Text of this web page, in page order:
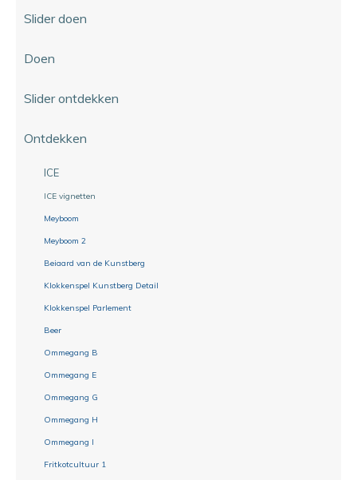
Slider doen
Doen
Slider ontdekken
Ontdekken
ICE
ICE vignetten
Meyboom
Meyboom 2
Beiaard van de Kunstberg
Klokkenspel Kunstberg Detail
Klokkenspel Parlement
Beer
Ommegang B
Ommegang E
Ommegang G
Ommegang H
Ommegang I
Fritkotcultuur 1